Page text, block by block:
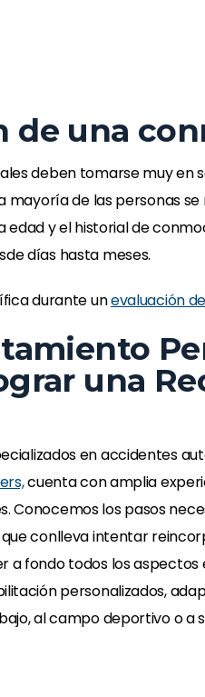
de una
deben tomarse muy en
mayoría de las personas
edad y el historial de
días hasta meses.
durante unevaluación
una
en accidentes
cuenta con amplia
Conocemos los pasos
conlleva intentar
a fondo todos los aspectos
personalizados,
al campo deportivo o a
el especialista en
a realizar mis
con facilidad. El equipo ha
-Loretta Taylor